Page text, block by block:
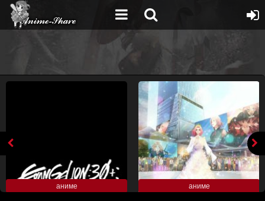
аниме аниме